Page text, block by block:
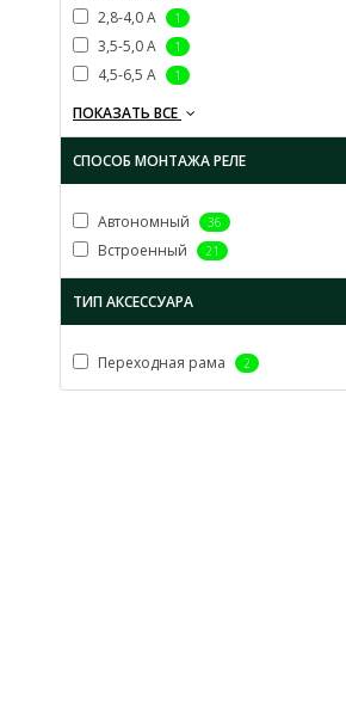
2,8-4,0 A 1
3,5-5,0 A 1
4,5-6,5 A 1
ПОКАЗАТЬ ВСЕ
СПОСОБ МОНТАЖА РЕЛЕ
Автономный 36
Встроенный 21
ТИП АКСЕССУАРА
Переходная рама 2